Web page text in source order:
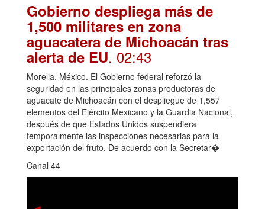
Gobierno despliega más de
1,500 militares en zona
aguacatera de Michoacán tras
alerta de EU. 02:43
Morelia, México. El Gobierno federal reforzó la
seguridad en las principales zonas productoras de
aguacate de Michoacán con el despliegue de 1,557
elementos del Ejército Mexicano y la Guardia Nacional,
después de que Estados Unidos suspendiera
temporalmente las inspecciones necesarias para la
exportación del fruto. De acuerdo con la Secretar�
Canal 44